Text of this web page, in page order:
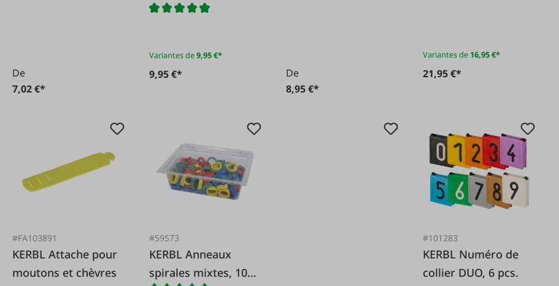
De
7,02 €*
avec fermeture
Variantes de9,95 €*
9,95 €*
De
8,95 €*
Variantes de 16,95 €*
21,95 €*
#FA103891
KERBL Attache pour
moutons et chèvres
#59573
KERBL Anneaux
spirales mixtes, 100
#101283
KERBL Numéro de
collier DUO, 6 pcs.